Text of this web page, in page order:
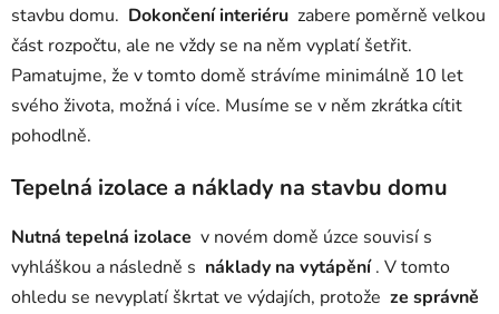
stavbu domu. Dokončení interiéru zabere poměrně velkou
část rozpočtu, ale ne vždy se na něm vyplatí šetřit.
Pamatujme, že v tomto domě strávíme minimálně 10 let
svého života, možná i více. Musíme se v něm zkrátka cítit
pohodlně.
Tepelná izolace a náklady na stavbu domu
Nutná tepelná izolace v novém domě úzce souvisí s
vyhláškou a následně s náklady na vytápění . V tomto
ohledu se nevyplatí škrtat ve výdajích, protože ze správně